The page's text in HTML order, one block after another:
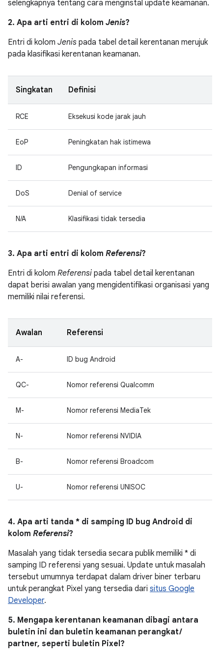
selengkapnya tentang cara menginstal update keamanan.
2. Apa arti entri di kolom Jenis?
Entri di kolom Jenis pada tabel detail kerentanan merujuk
pada klasifikasi kerentanan keamanan.
Singkatan Definisi
RCE Eksekusi kode jarak jauh
EoP Peningkatan hak istimewa
ID Pengungkapan informasi
DoS Denial of service
N/A Klasifikasi tidak tersedia
3. Apa arti entri di kolom Referensi?
Entri di kolom Referensi pada tabel detail kerentanan
dapat berisi awalan yang mengidentifikasi organisasi yang
memiliki nilai referensi.
Awalan Referensi
A- ID bug Android
QC- Nomor referensi Qualcomm
M- Nomor referensi MediaTek
N- Nomor referensi NVIDIA
B- Nomor referensi Broadcom
U- Nomor referensi UNISOC
4. Apa arti tanda * di samping ID bug Android di
kolom Referensi?
Masalah yang tidak tersedia secara publik memiliki * di
samping ID referensi yang sesuai. Update untuk masalah
tersebut umumnya terdapat dalam driver biner terbaru
untuk perangkat Pixel yang tersedia dari situs Google
Developer.
5. Mengapa kerentanan keamanan dibagi antara
buletin ini dan buletin keamanan perangkat /
partner, seperti buletin Pixel?